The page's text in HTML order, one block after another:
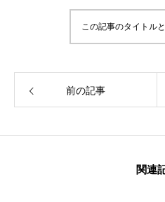
この記事のタイトル
前の記事
関連